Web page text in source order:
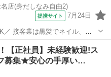
店(身だしなみ自由2)
提携サイト 7月24日
接客業は黒髪でネイル、ア
ルカフェでは、すべてが自由
く働けます！ ※常識の範囲内で
【正社員】未経験歓迎!ス
募集★安心の手厚い…